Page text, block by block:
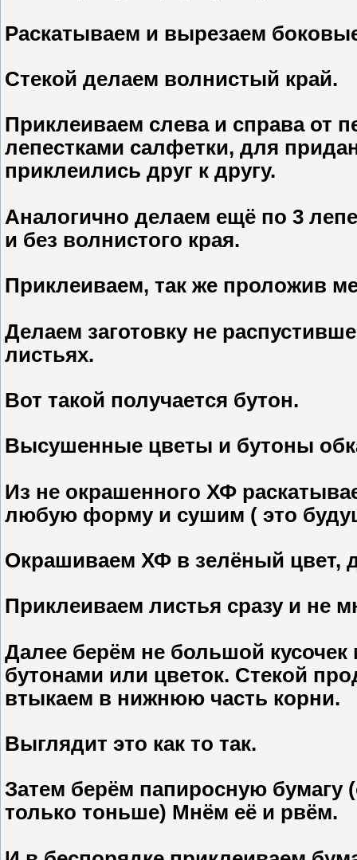
Раскатываем и вырезаем
Стекой делаем волнистый край.
Приклеиваем слева и справа от
лепестками салфетки, для
приклеились друг к другу.
Аналогично делаем ещё по 3
и без волнистого края.
Приклеиваем, так же проложив
Делаем заготовку не
листьях.
Вот такой получается бутон.
Высушенные цветы и бутоны
Из не окрашенного ХФ
любую форму и сушим ( это
Окрашиваем ХФ в зелёный цвет,
Приклеиваем листья сразу и не
Далее берём не большой
бутонами или цветок. Стекой
втыкаем в нижнюю часть корни.
Выглядит это как то так.
Затем берём папиросную бумагу
только тоньше) Мнём её и рвём.